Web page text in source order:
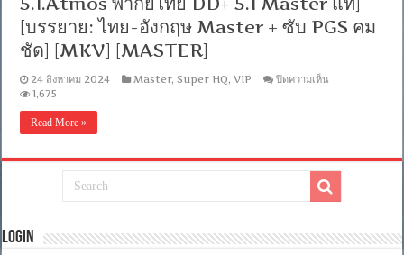
[บรรยาย: ไทย-อังกฤษ Master + ซับ PGS คม
ชัด] [MKV] [MASTER]
24 สิงหาคม 2024 Master,Super HQ,VIP ปิดความเห็น
King
อา
เธอ
จอม
ราชา
1,675
Read More »
Login